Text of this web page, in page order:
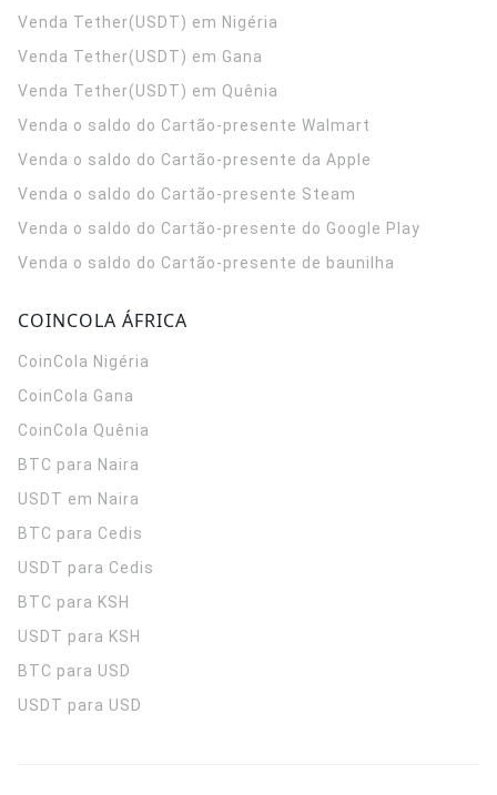
Venda Tether(USDT) em Nigéria
Venda Tether(USDT) em Gana
Venda Tether(USDT) em Quênia
Venda o saldo do Cartão-presente Walmart
Venda o saldo do Cartão-presente da Apple
Venda o saldo do Cartão-presente Steam
Venda o saldo do Cartão-presente do Google Play
Venda o saldo do Cartão-presente de baunilha
COINCOLA ÁFRICA
CoinCola Nigéria
CoinCola Gana
CoinCola Quênia
BTC para Naira
USDT em Naira
BTC para Cedis
USDT para Cedis
BTC para KSH
USDT para KSH
BTC para USD
USDT para USD